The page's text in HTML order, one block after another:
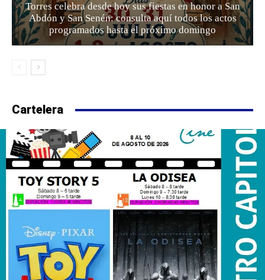
Torres celebra desde hoy sus fiestas en honor a San
Abdón y San Senén: consulta aquí todos los actos
programados hasta el próximo domingo
Cartelera